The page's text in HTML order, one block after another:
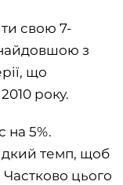
свою 7-
з
що
року.
на 5%.
темп, щоб
Частково цього